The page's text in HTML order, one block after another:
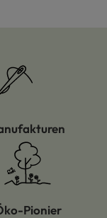
Pionier